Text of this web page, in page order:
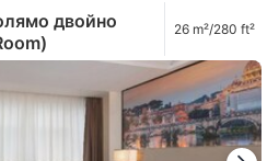
двойно
26 m²/280 ft²